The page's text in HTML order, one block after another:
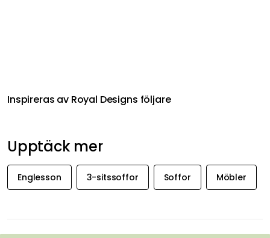
Inspireras av Royal Designs följare
Upptäck mer
Englesson 3-sitssoffor Soffor Möbler
FÅ INSPIRATION &
ERBJUDANDEN FÖRST